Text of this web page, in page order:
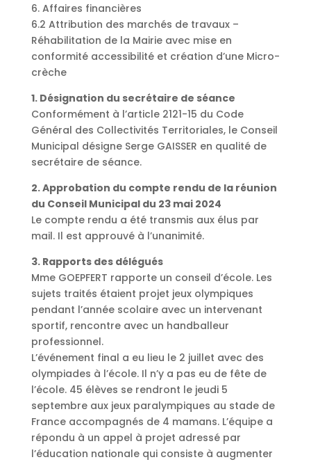
6. Affaires financières
6.2 Attribution des marchés de travaux –
Réhabilitation de la Mairie avec mise en
conformité accessibilité et création d’une Micro-
crèche
1. Désignation du secrétaire de séance
Conformément à l’article 2121-15 du Code
Général des Collectivités Territoriales, le Conseil
Municipal désigne Serge GAISSER en qualité de
secrétaire de séance.
2. Approbation du compte rendu de la réunion
du Conseil Municipal du 23 mai 2024
Le compte rendu a été transmis aux élus par
mail. Il est approuvé à l’unanimité.
3. Rapports des délégués
Mme GOEPFERT rapporte un conseil d’école. Les
sujets traités étaient projet jeux olympiques
pendant l’année scolaire avec un intervenant
sportif, rencontre avec un handballeur
professionnel.
L’événement final a eu lieu le 2 juillet avec des
olympiades à l’école. Il n’y a pas eu de fête de
l’école. 45 élèves se rendront le jeudi 5
septembre aux jeux paralympiques au stade de
France accompagnés de 4 mamans. L’équipe a
répondu à un appel à projet adressé par
l’éducation nationale qui consiste à augmenter